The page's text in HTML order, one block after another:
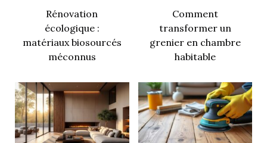
Rénovation
écologique :
matériaux biosourcés
méconnus
Comment
transformer un
grenier en chambre
habitable